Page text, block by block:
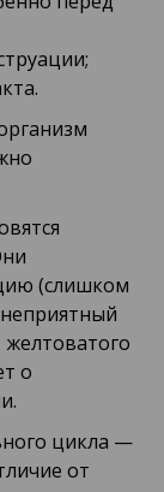
(слишком
о
цикла —
от